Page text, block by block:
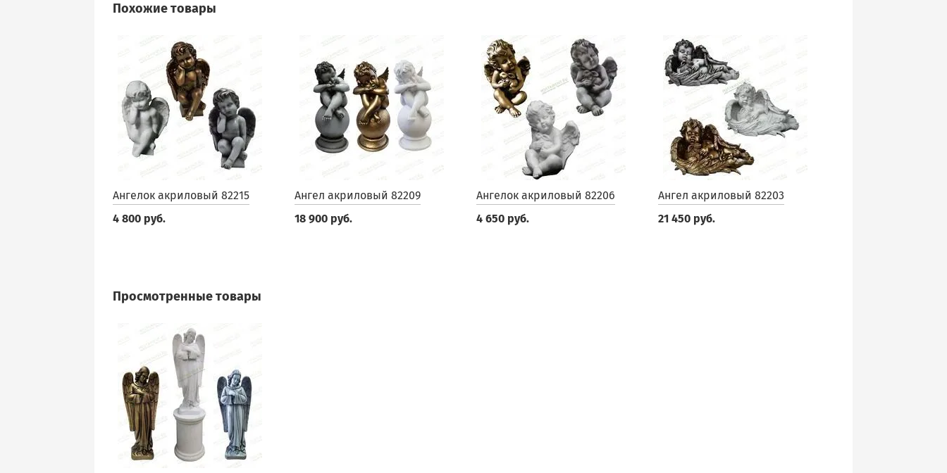
Похожие товары
Ангелок акриловый 82215
4 800 руб.
Ангел акриловый 82209
18 900 руб.
Ангелок акриловый 82206
4 650 руб.
Ангел акриловый 82203
21 450 руб.
Просмотренные товары